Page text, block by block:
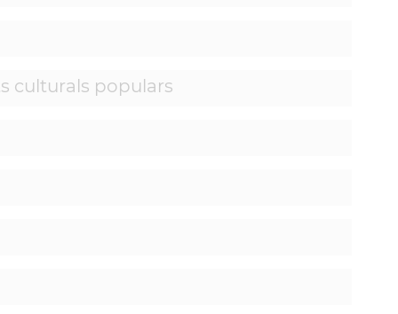
culturals populars